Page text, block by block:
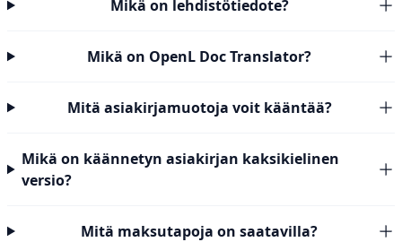
Mikä on lehdistötiedote?
Mikä on OpenL Doc Translator?
Mitä asiakirjamuotoja voit kääntää?
Mikä on käännetyn asiakirjan kaksikielinen
versio?
Mitä maksutapoja on saatavilla?